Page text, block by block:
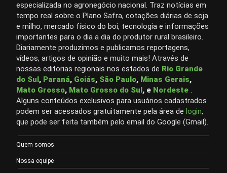
especializada no agronegócio nacional. Traz notícias em
tempo real sobre o Plano Safra, cotações diárias de soja
e milho, mercado físico do boi, tecnologia e informações
importantes para o dia a dia do produtor rural brasileiro.
Diariamente produzimos e publicamos reportagens,
vídeos, artigos de opinião e muito mais! Através de
nossas editorias regionais nos estados de Rio Grande
do Sul, Paraná, Goiás, São Paulo, Minas Gerais,
Mato Grosso, Mato Grosso do Sul, e Nordeste .
Alguns conteúdos exclusivos para usuários cadastrados
podem ser acessados gratuitamente pela área de login,
que pode ser feita também pelo email do Google (Gmail).
Quem somos
Nossa equipe